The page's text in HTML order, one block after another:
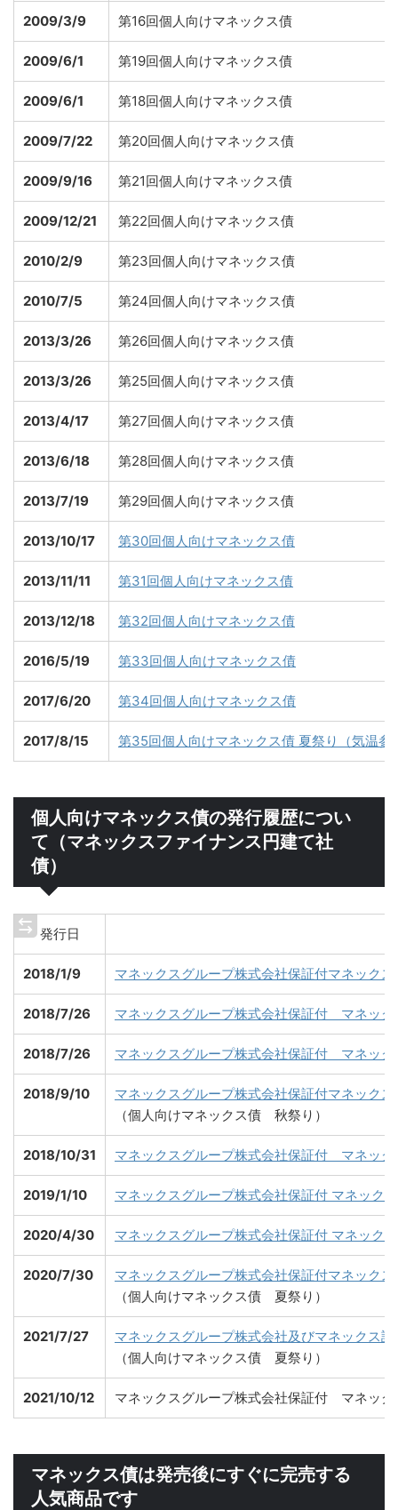
2009/3/9 第16回個人向けマネックス債
2009/6/1 第19回個人向けマネックス債
2009/6/1 第18回個人向けマネックス債
2009/7/22 第20回個人向けマネックス債
2009/9/16 第21回個人向けマネックス債
2009/12/21 第22回個人向けマネックス債
2010/2/9 第23回個人向けマネックス債
2010/7/5 第24回個人向けマネックス債
2013/3/26 第26回個人向けマネックス債
2013/3/26 第25回個人向けマネックス債
2013/4/17 第27回個人向けマネックス債
2013/6/18 第28回個人向けマネックス債
2013/7/19 第29回個人向けマネックス債
2013/10/17 第30回個人向けマネックス債
2013/11/11 第31回個人向けマネックス債
2013/12/18 第32回個人向けマネックス債
2016/5/19 第33回個人向けマネックス債
2017/6/20 第34回個人向けマネックス債
2017/8/15 第35回個人向けマネックス債 夏祭り（気温参
個人向けマネックス債の発行履歴につい
て（マネックスファイナンス円建て社
債）
発行日
2018/1/9 マネックスグループ株式会社保証付マネック
2018/7/26 マネックスグループ株式会社保証付 マネッ
2018/7/26 マネックスグループ株式会社保証付 マネッ
2018/9/10
マネックスグループ株式会社保証付マネック
（個人向けマネックス債 秋祭り）
2018/10/31 マネックスグループ株式会社保証付 マネッ
2019/1/10 マネックスグループ株式会社保証付 マネック
2020/4/30 マネックスグループ株式会社保証付 マネック
2020/7/30
マネックスグループ株式会社保証付マネック
（個人向けマネックス債 夏祭り）
2021/7/27
マネックスグループ株式会社及びマネックス
（個人向けマネックス債 夏祭り）
2021/10/12 マネックスグループ株式会社保証付 マネッ
マネックス債は発売後にすぐに完売する
人気商品です